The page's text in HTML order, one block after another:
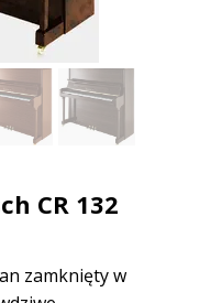
zamknięty w
CR 132